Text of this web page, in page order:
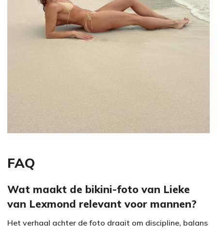
FAQ
Wat maakt de bikini-foto van Lieke
van Lexmond relevant voor mannen?
Het verhaal achter de foto draait om discipline, balans